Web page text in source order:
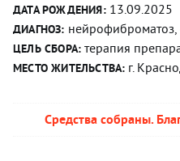
ДАТА РОЖДЕНИЯ:13.09.2025
ДИАГНОЗ: нейрофиброматоз,
ЦЕЛЬ СБОРА: терапия
МЕСТО ЖИТЕЛЬСТВА: г.
Средства собраны.